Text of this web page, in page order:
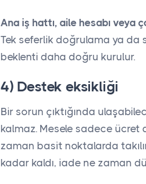
Ana iş hattı, aile hesabı veya
Tek seferlik doğrulama ya da
beklenti daha doğru kurulur.
4) Destek eksikliği
Bir sorun çıktığında
kalmaz. Mesele sadece ücret
zaman basit noktalarda
kadar kaldı, iade ne zaman